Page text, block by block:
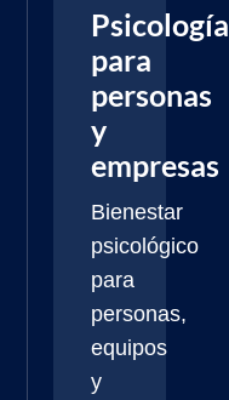
Psicología
para
personas
y
empresas
Bienestar
psicológico
para
personas,
equipos
y